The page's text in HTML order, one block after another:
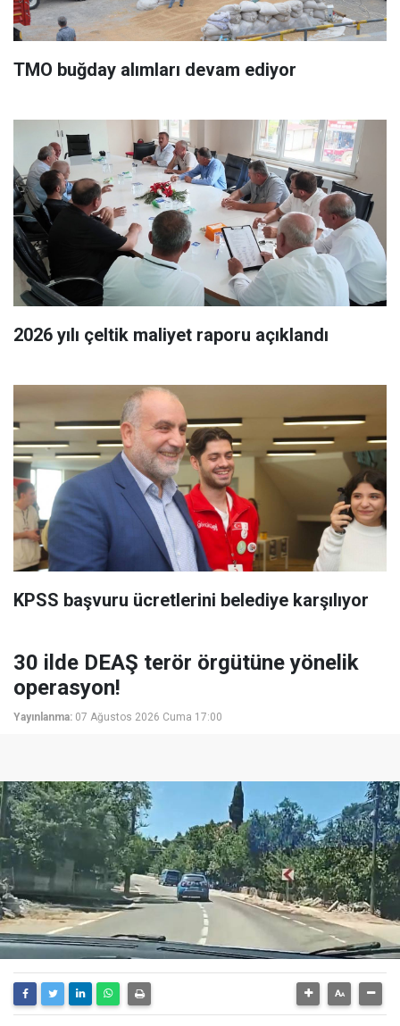
TMO buğday alımları devam ediyor
2026 yılı çeltik maliyet raporu açıklandı
KPSS başvuru ücretlerini belediye karşılıyor
30 ilde DEAŞ terör örgütüne yönelik
operasyon!
Yayınlanma: 07 Ağustos 2026 Cuma 17:00